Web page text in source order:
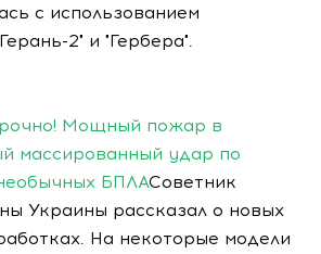
с использованием
2" и "Гербера".
Мощный пожар в
массированный удар по
БПЛАСоветник
Украины рассказал о новых
На некоторые модели